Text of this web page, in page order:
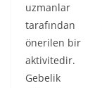
uzmanlar
tarafından
önerilen bir
aktivitedir.
Gebelik